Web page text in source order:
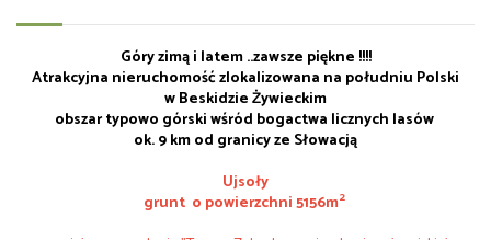
Góry zimą i latem ..zawsze piękne !!!!
Atrakcyjna nieruchomość zlokalizowana na południu Polski
w Beskidzie Żywieckim
obszar typowo górski wśród bogactwa licznych lasów
ok. 9 km od granicy ze Słowacją
Ujsoły
grunt o powierzchni 5156m2